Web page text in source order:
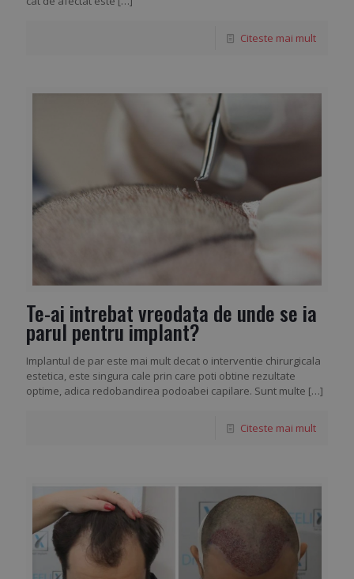
Citeste mai mult
Te-ai intrebat vreodata de unde se ia
parul pentru implant?
Implantul de par este mai mult decat o interventie chirurgicala
estetica, este singura cale prin care poti obtine rezultate
optime, adica redobandirea podoabei capilare. Sunt multe […]
Citeste mai mult